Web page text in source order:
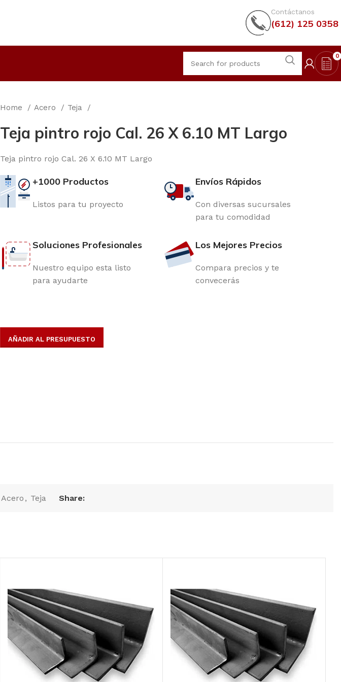
Contáctanos
(612) 125 0358
X 3 LC, cal. 20*****
AÑADIR AL
PRESUPUESTO
SKU: ZT149203X3LC
Todos los productos
Conoce toda nuestra línea de productos
0
Home Acero Teja
Teja pintro rojo Cal. 26 X 6.10 MT Largo
Teja pintro rojo Cal. 26 X 6.10 MT Largo
+1000 Productos
Listos para tu proyecto
Envíos Rápidos
Con diversas sucursales
para tu comodidad
Soluciones Profesionales
Nuestro equipo esta listo
para ayudarte
Los Mejores Precios
Compara precios y te
convecerás
AÑADIR AL PRESUPUESTO
Acero , Teja Share: